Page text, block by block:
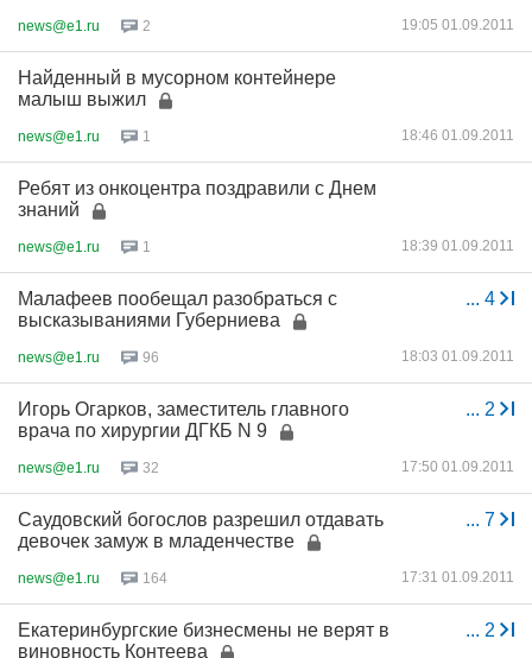
news@e1.ru 2 19:05 01.09.2011
Найденный в мусорном контейнере
малыш выжил
news@e1.ru 1 18:46 01.09.2011
Ребят из онкоцентра поздравили с Днем
знаний
news@e1.ru 1 18:39 01.09.2011
... 4
Малафеев пообещал разобраться с
высказываниями Губерниева
news@e1.ru 96 18:03 01.09.2011
... 2
Игорь Огарков, заместитель главного
врача по хирургии ДГКБ N 9
news@e1.ru 32 17:50 01.09.2011
... 7
Саудовский богослов разрешил отдавать
девочек замуж в младенчестве
news@e1.ru 164 17:31 01.09.2011
... 2
Екатеринбургские бизнесмены не верят в
виновность Контеева